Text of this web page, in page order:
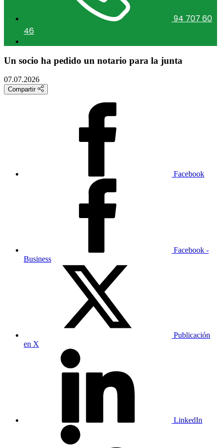
94 707 60
46
Un socio ha pedido un notario para la junta
07.07.2026
Compartir
Facebook
Facebook -
Business
Publicación
en X
LinkedIn